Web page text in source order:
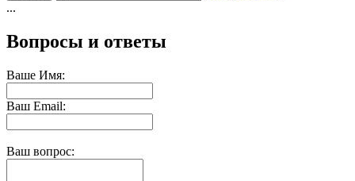
...
Вопросы и ответы
Ваше Имя:
Ваш Email:
Ваш вопрос: